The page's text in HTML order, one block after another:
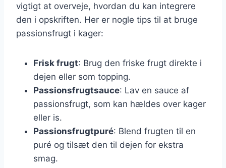
vigtigt at overveje, hvordan du kan integrere
den i opskriften. Her er nogle tips til at bruge
passionsfrugt i kager:
Frisk frugt: Brug den friske frugt direkte i
dejen eller som topping.
Passionsfrugtsauce: Lav en sauce af
passionsfrugt, som kan hældes over kager
eller is.
Passionsfrugtpuré: Blend frugten til en
puré og tilsæt den til dejen for ekstra
smag.